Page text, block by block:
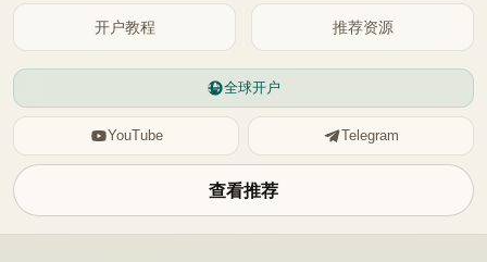
开户教程 推荐资源
全球开户
YouTube Telegram
查看推荐